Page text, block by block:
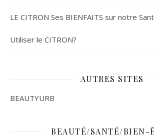
LE CITRON Ses BIENFAITS sur notre
Utiliser le CITRON?
AUTRES SITES
BEAUTYURB
BEAUTÉ/SANTÉ/BIEN-